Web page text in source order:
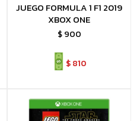
JUEGO FORMULA 1 F1 2019
XBOX ONE
$ 900
$810